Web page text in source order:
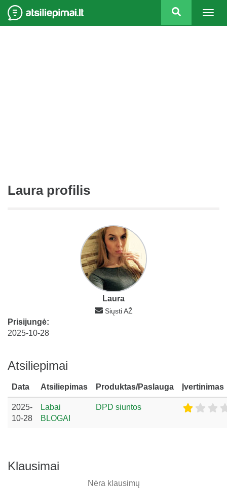
Laura profilis
Laura
Siųsti AŽ
Prisijungė:
2025-10-28
Atsiliepimai
Data Atsiliepimas Produktas/Paslauga Įvertinimas
2025-
10-28
Labai
BLOGAI
DPD siuntos
Klausimai
Nėra klausimų